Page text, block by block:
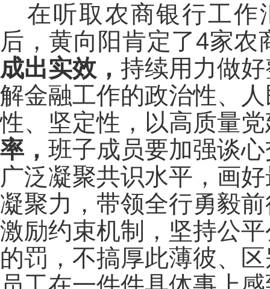
在听取农商银行工作
后，黄向阳肯定了4家
成出实效， 持续用力做
解金融工作的政治性、
性、坚定性，以高质量
率， 班子成员要加强谈
广泛凝聚共识水平，画
凝聚力，带领全行勇毅
激励约束机制，坚持公
的罚，不搞厚此薄彼、